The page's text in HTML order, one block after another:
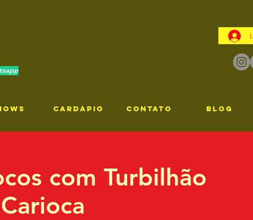
CARDAPIO CONTATO Blog
com Turbilhão
Carioca